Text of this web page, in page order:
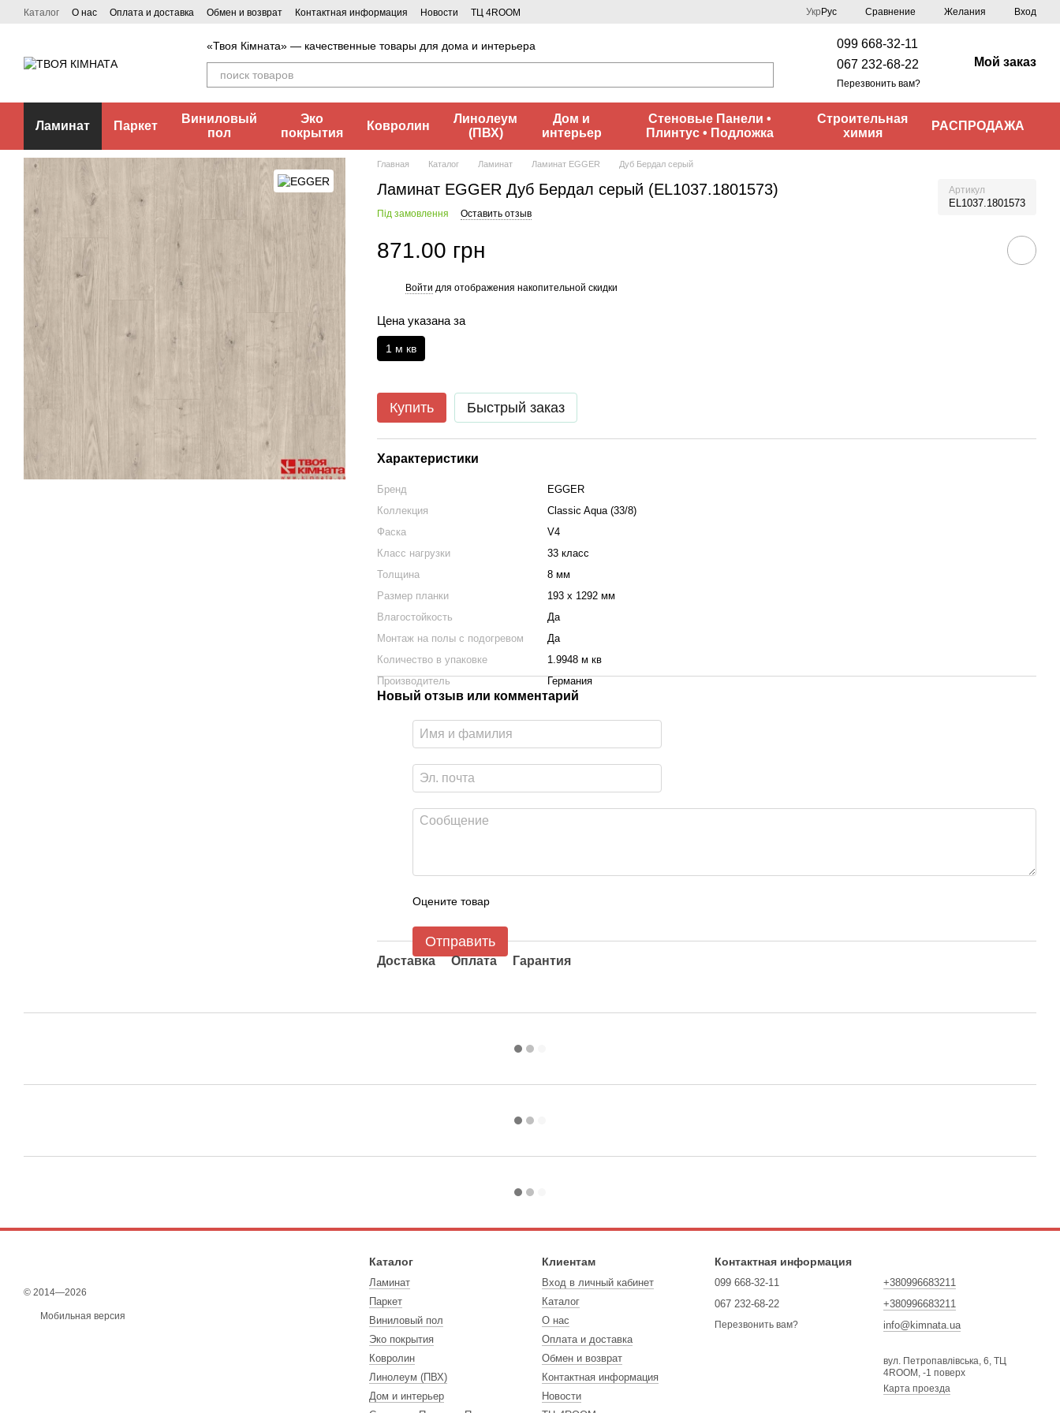
Перейти к основному контенту
Каталог О нас Оплата и доставка Обмен и возврат Контактная информация Новости ТЦ 4ROOM Укр Рус Сравнение Желания Вход
«Твоя Кімната» — качественные товары для дома и интерьера
099 668-32-11
067 232-68-22
Перезвонить вам?
Мой заказ
Ламинат Паркет
Виниловый
пол
Эко
покрытия
Ковролин
Линолеум
(ПВХ)
Дом и
интерьер
Стеновые Панели •
Плинтус • Подложка
Строительная
химия
РАСПРОДАЖА
Главная Каталог Ламинат Ламинат EGGER Дуб Бердал серый
Ламинат EGGER Дуб Бердал серый (EL1037.1801573) Артикул
EL1037.1801573
Під замовлення Оставить отзыв
871.00 грн
Войти для отображения накопительной скидки
Цена указана за
1 м кв
Купить Быстрый заказ
Характеристики
Бренд
EGGER
Коллекция
Classic Aqua (33/8)
Фаска
V4
Класс нагрузки
33 класс
Толщина
8 мм
Размер планки
193 x 1292 мм
Влагостойкость
Да
Монтаж на полы с подогревом
Да
Количество в упаковке
1.9948 м кв
Производитель
Германия
Новый отзыв или комментарий
Оцените товар
Отправить
Доставка Оплата Гарантия
© 2014—2026
Мобильная версия
Каталог
Ламинат
Паркет
Виниловый пол
Эко покрытия
Ковролин
Линолеум (ПВХ)
Дом и интерьер
Клиентам
Вход в личный кабинет
Каталог
О нас
Оплата и доставка
Обмен и возврат
Контактная информация
Новости
Контактная информация
099 668-32-11
067 232-68-22
Перезвонить вам?
+380996683211
+380996683211
info@kimnata.ua
вул. Петропавлівська, 6, ТЦ
4ROOM, -1 поверх
Карта проезда